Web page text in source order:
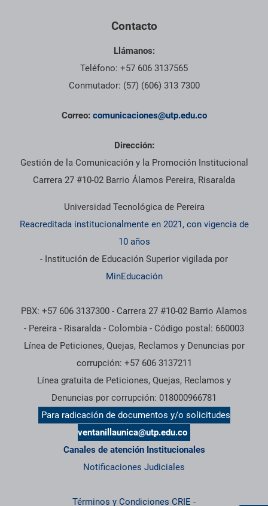
Contacto
Llámanos:
Teléfono: +57 606 3137565
Conmutador: (57) (606) 313 7300
Correo: comunicaciones@utp.edu.co
Dirección:
Gestión de la Comunicación y la Promoción Institucional
Carrera 27 #10-02 Barrio Álamos Pereira, Risaralda
Universidad Tecnológica de Pereira
Reacreditada institucionalmente en 2021, con vigencia de
10 años
- Institución de Educación Superior vigilada por
MinEducación
PBX: +57 606 3137300 - Carrera 27 #10-02 Barrio Alamos
- Pereira - Risaralda - Colombia - Código postal: 660003
Línea de Peticiones, Quejas, Reclamos y Denuncias por
corrupción: +57 606 3137211
Línea gratuita de Peticiones, Quejas, Reclamos y
Denuncias por corrupción: 018000966781
Para radicación de documentos y/o solicitudes
ventanillaunica@utp.edu.co
Canales de atención Institucionales
Notificaciones Judiciales
Términos y Condiciones CRIE -